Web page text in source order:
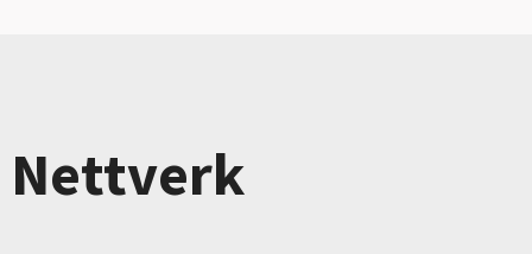
Nettverk